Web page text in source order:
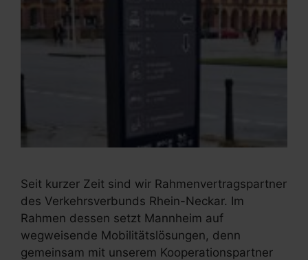
Seit kurzer Zeit sind wir Rahmenvertragspartner
des Verkehrsverbunds Rhein-Neckar. Im
Rahmen dessen setzt Mannheim auf
wegweisende Mobilitätslösungen, denn
gemeinsam mit unserem Kooperationspartner